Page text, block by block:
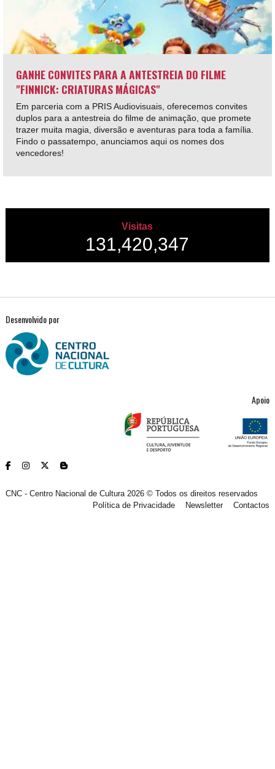
GANHE CONVITES PARA A ANTESTREIA DO FILME
"FINNICK: CRIATURAS MÁGICAS"
Em parceria com a PRIS Audiovisuais, oferecemos convites
duplos para a antestreia do filme de animação, que promete
trazer muita magia, diversão e aventuras para toda a família.
Findo o passatempo, anunciamos aqui os nomes dos
vencedores!
Visitas
131,420,347
Desenvolvido por
Apoio
CNC - Centro Nacional de Cultura 2026 © Todos os direitos reservados
Política de Privacidade
Newsletter Contactos